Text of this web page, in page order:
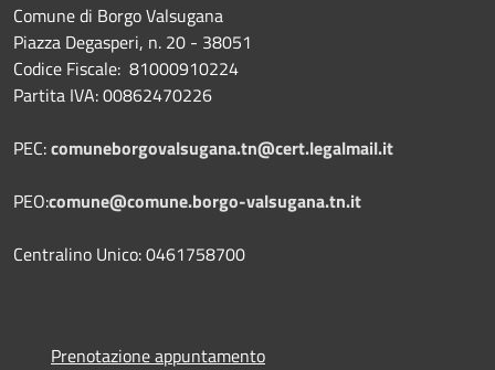
Comune di Borgo Valsugana
Piazza Degasperi, n. 20 - 38051
Codice Fiscale: 81000910224
Partita IVA: 00862470226
PEC:comuneborgovalsugana.tn@cert.legalmail.it
PEO:comune@comune.borgo-valsugana.tn.it
Centralino Unico: 0461758700
Prenotazione appuntamento